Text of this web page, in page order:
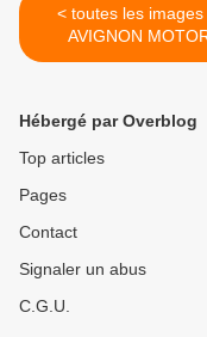
< toutes les images d’
AVIGNON
FESTIVAL samedi 23
Hébergé par Overblog
Top articles
Pages
Contact
Signaler un abus
C.G.U.